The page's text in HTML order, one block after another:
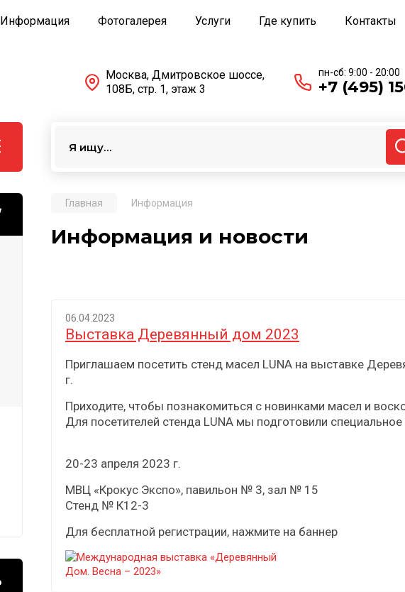
Информация Фотогалерея Услуги Где купить Контакты
Москва, Дмитровское шоссе,
108Б, стр. 1, этаж 3
пн-сб: 9:00 - 20:00
+7 (495)
Главная Информация
Информация и новости
06.04.2023
Выставка Деревянный дом 2023
Приглашаем посетить стенд масел LUNA на выставке
г.
Приходите, чтобы познакомиться с новинками масел и
Для посетителей стенда LUNA мы подготовили
20-23 апреля 2023 г.
МВЦ «Крокус Экспо», павильон № 3, зал № 15
Стенд № К12-3
Для бесплатной регистрации, нажмите на баннер